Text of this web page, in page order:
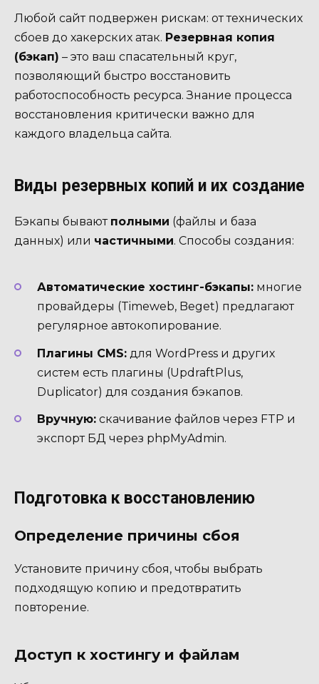
Любой сайт подвержен рискам: от технических
сбоев до хакерских атак. Резервная копия
(бэкап) – это ваш спасательный круг,
позволяющий быстро восстановить
работоспособность ресурса. Знание процесса
восстановления критически важно для
каждого владельца сайта.
Виды резервных копий и их создание
Бэкапы бывают полными (файлы и база
данных) или частичными. Способы создания:
Автоматические хостинг-бэкапы: многие
провайдеры (Timeweb, Beget) предлагают
регулярное автокопирование.
Плагины CMS: для WordPress и других
систем есть плагины (UpdraftPlus,
Duplicator) для создания бэкапов.
Вручную: скачивание файлов через FTP и
экспорт БД через phpMyAdmin.
Подготовка к восстановлению
Определение причины сбоя
Установите причину сбоя, чтобы выбрать
подходящую копию и предотвратить
повторение.
Доступ к хостингу и файлам